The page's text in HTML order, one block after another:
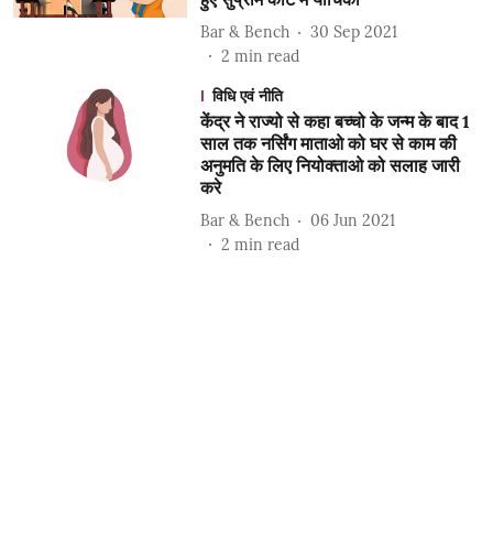
Bar & Bench
30 Sep 2021
2 min read
विधि एवं नीति
केंद्र ने राज्यो से कहा बच्चो के जन्म के बाद 1
साल तक नर्सिंग माताओ को घर से काम की
अनुमति के लिए नियोक्ताओ को सलाह जारी
करे
Bar & Bench
06 Jun 2021
2 min read